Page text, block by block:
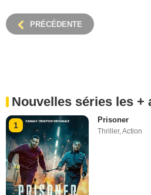
PRÉCÉDENTE
Nouvelles séries les +
1
Prisoner
Thriller,Action